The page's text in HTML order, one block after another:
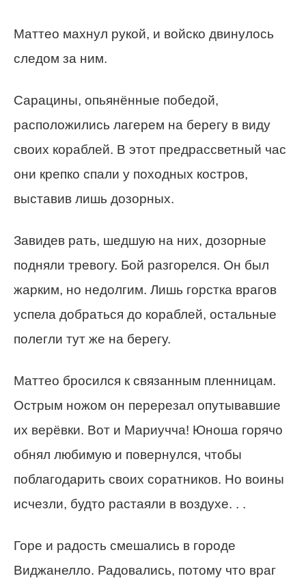
Маттео махнул рукой, и войско двинулось
следом за ним.
Сарацины, опьянённые победой,
расположились лагерем на берегу в виду
своих кораблей. В этот предрассветный час
они крепко спали у походных костров,
выставив лишь дозорных.
Завидев рать, шедшую на них, дозорные
подняли тревогу. Бой разгорелся. Он был
жарким, но недолгим. Лишь горстка врагов
успела добраться до кораблей, остальные
полегли тут же на берегу.
Маттео бросился к связанным пленницам.
Острым ножом он перерезал опутывавшие
их верёвки. Вот и Мариучча! Юноша горячо
обнял любимую и повернулся, чтобы
поблагодарить своих соратников. Но воины
исчезли, будто растаяли в воздухе. . .
Горе и радость смешались в городе
Виджанелло. Радовались, потому что враг